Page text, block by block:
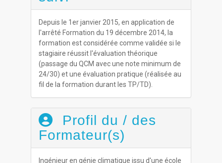
Depuis le 1er janvier 2015, en application de
l'arrêté Formation du 19 décembre 2014, la
formation est considérée comme validée si le
stagiaire réussit l'évaluation théorique
(passage du QCM avec une note minimum de
24/30) et une évaluation pratique (réalisée au
fil de la formation durant les TP/TD).
Profil du / des
Formateur(s)
Ingénieur en génie climatique issu d'une école